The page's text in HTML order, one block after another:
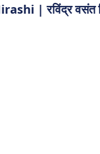
| रविंद्र वसंत